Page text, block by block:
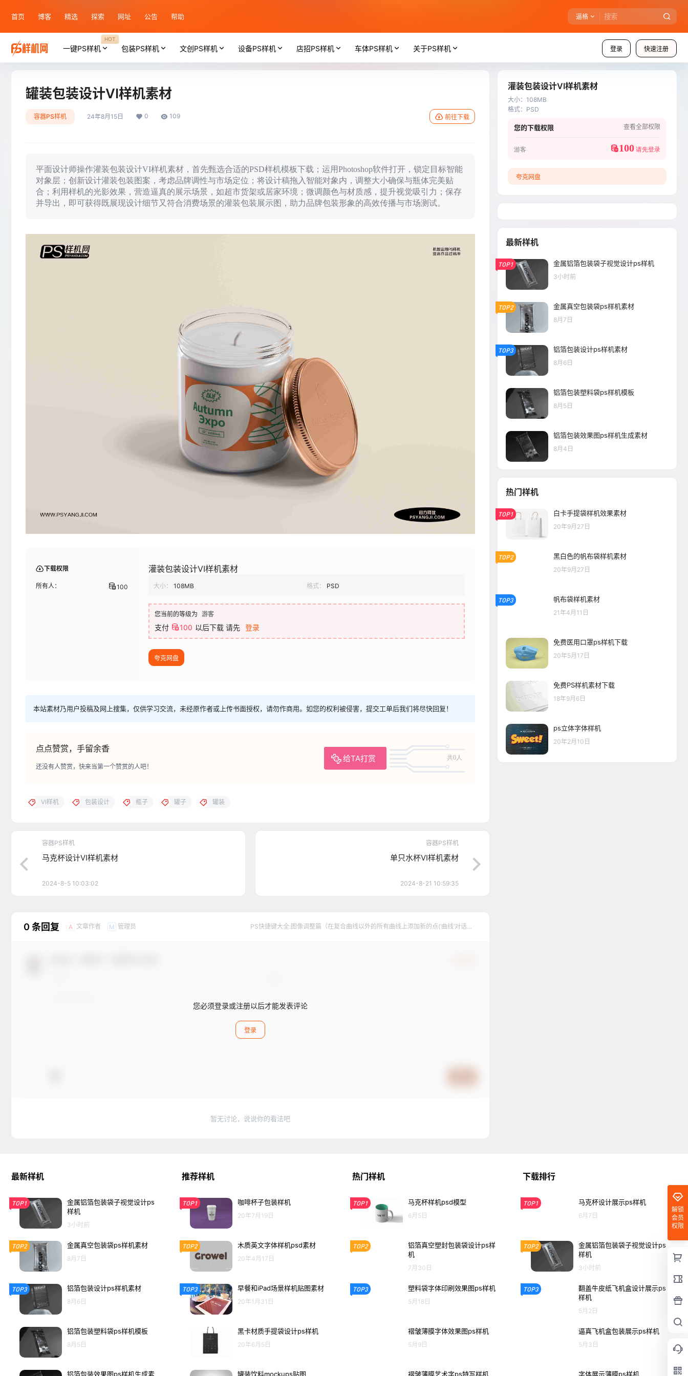
首页 博客 精选 探索 网址 公告 帮助 逼格
登录 快速注册
一键PS样机
HOT
包装PS样机 文创PS样机 设备PS样机 店招PS样机 车体PS样机 关于PS样机
罐装包装设计VI样机素材
容器PS样机 24年8月15日 0 109 前往下载
平面设计师操作灌装包装设计VI样机素材，首先甄选合适的PSD样机模板下载；运用Photoshop软件打开，锁定目标智能
对象层；创新设计灌装包装图案，考虑品牌调性与市场定位；将设计稿拖入智能对象内，调整大小确保与瓶体完美贴
合；利用样机的光影效果，营造逼真的展示场景，如超市货架或居家环境；微调颜色与材质感，提升视觉吸引力；保存
并导出，即可获得既展现设计细节又符合消费场景的灌装包装展示图，助力品牌包装形象的高效传播与市场测试。
下载权限
所有人： 100
灌装包装设计VI样机素材
大小： 108MB 格式： PSD
您当前的等级为 游客
支付 100 以后下载 请先 登录
夸克网盘
本站素材乃用户投稿及网上搜集，仅供学习交流，未经原作者或上传书面授权，请勿作商用。如您的权利被侵害，提交工单后我们将尽快回复！
点点赞赏，手留余香
给TA打赏 共0人
还没有人赞赏，快来当第一个赞赏的人吧！
VI样机 包装设计 瓶子 罐子 罐装
容器PS样机
马克杯设计VI样机素材
2024-8-5 10:03:02
容器PS样机
单只水杯VI样机素材
2024-8-21 10:59:35
0 条回复 A 文章作者 M 管理员
PS快捷键大全:图像调整篇（在复合曲线以外的所有曲线上添加新的点(‘曲线’对话框
您必须登录或注册以后才能发表评论
登录
暂无讨论，说说你的看法吧
灌装包装设计VI样机素材
大小： 108MB
格式： PSD
您的下载权限 查看全部权限
游客 100 请先登录
夸克网盘
最新样机
TOP1 金属铝箔包装袋子视觉设计ps样机
3小时前
TOP2 金属真空包装袋ps样机素材
8月7日
TOP3 铝箔包装设计ps样机素材
8月6日
铝箔包装塑料袋ps样机模板
8月5日
铝箔包装效果图ps样机生成素材
8月4日
热门样机
TOP1 白卡手提袋样机效果素材
20年9月27日
TOP2 黑白色的帆布袋样机素材
20年9月27日
TOP3 帆布袋样机素材
21年4月11日
免费医用口罩ps样机下载
20年5月17日
免费PS样机素材下载
18年9月6日
ps立体字体样机
20年2月10日
解锁
会员
权限
最新样机
TOP1
金属铝箔包装袋子视觉设计ps
样机
3小时前
TOP2 金属真空包装袋ps样机素材
8月7日
TOP3 铝箔包装设计ps样机素材
8月6日
铝箔包装塑料袋ps样机模板
8月5日
铝箔包装效果图ps样机生成素
推荐样机
TOP1 咖啡杯子包装样机
20年7月19日
TOP2 木质英文字体样机psd素材
20年4月17日
TOP3 早餐和iPad场景样机贴图素材
20年1月31日
黑卡材质手提袋设计ps样机
20年6月5日
罐装饮料mockups贴图
热门样机
TOP1 马克杯样机psd模型
6月5日
TOP2
铝箔真空塑封包装袋设计ps样
机
7月30日
TOP3 塑料袋字体印刷效果图ps样机
5月18日
褶皱薄膜字体效果图ps样机
5月9日
褶皱薄膜艺术字ps特写样机
下载排行
TOP1 马克杯设计展示ps样机
6月7日
TOP2
金属铝箔包装袋子视觉设计ps
样机
3小时前
TOP3
翻盖牛皮纸飞机盒设计展示ps
样机
5月2日
逼真飞机盒包装展示ps样机
5月3日
字体展示薄膜ps样机